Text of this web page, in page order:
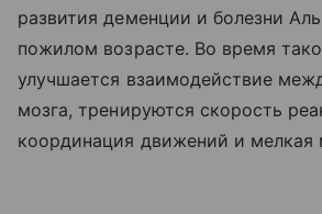
развития деменции и болезни
пожилом возрасте. Во время
улучшается взаимодействие
мозга, тренируются скорость
координация движений и мелкая